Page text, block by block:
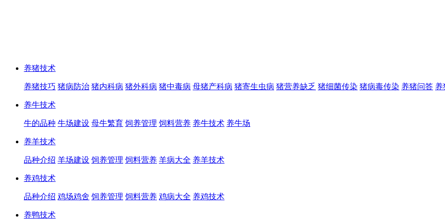
养猪技术
养猪技巧 猪病防治 猪内科病 猪外科病 猪中毒病 母猪产科病 猪寄生虫病 猪营养缺乏 猪细菌传染 猪病毒传染 养猪问答 养
养牛技术
牛的品种 牛场建设 母牛繁育 饲养管理 饲料营养 养牛技术 养牛场
养羊技术
品种介绍 羊场建设 饲养管理 饲料营养 羊病大全 养羊技术
养鸡技术
品种介绍 鸡场鸡舍 饲养管理 饲料营养 鸡病大全 养鸡技术
养鸭技术